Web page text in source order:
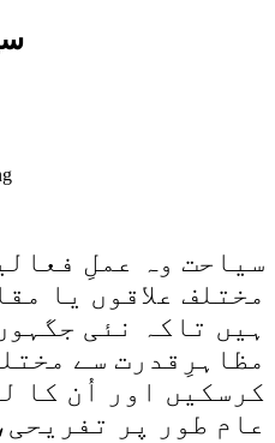
سیاحت وہ عملِ
مختلف علاقوں یا
ہیں تاکہ نئی
مظاہرِقدرت سے
کرسکیں اور اُن کا
عام طور پر